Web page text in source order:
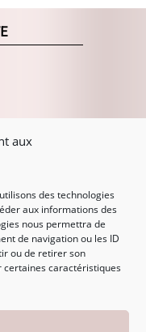
aux
des technologies
aux informations des
nous permettra de
de navigation ou les ID
ou de retirer son
caractéristiques